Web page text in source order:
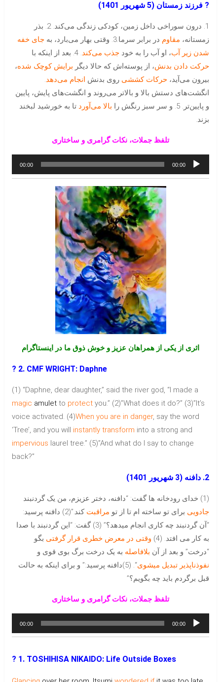
? فرزند زمستان (5 شهریور 1401)
1. درون سوراخی داخل زمین، کودکی زندگی می‌کند. 2. بذر
زمستانه، مقاوم در برابر سرما.3. وقتی بهار می‌بارد، به
جای خفه
شدن زیر آب، او آب را به خود جذب می‌کند. 4. بعد از اینکه با
حرکت دادن بدنش، از پوسته‌اش که حالا دیگر برایش کوچک شده،
بیرون می‌آید، حرکات کششی روی بدنش انجام می‌دهد.
انگشت‌های دستش بالا و بالاتر می‌روند و انگشت‌های پایش، پایین
و پایین‌تر. 5. و سر سبز رنگش را
بالا می‌آورد تا به خورشید لبخند
بزند.
تلفظ جملات، نکات گرامری و ساختاری
پخش‌کننده
صوت
00:00
00:00
اثری از یکی از همراهان عزیز و خوش ذوق ما در اینستاگرام
? 2. CMF WRIGHT: Daphne
(1) “Daphne, dear daughter,” said the river god, “I made a
magic amuletto protectyou.” (2)”What does it do?” (3)”It’s
voice activated. (4)When you are in danger, say the word
‘Tree’, and you will instantly transform into a strong and
impervious laurel tree.” (5)”And what do I say to change
back?”
2. دافنه (3 شهریور 1401)
(1) خدای رودخانه ها گفت: “دافنه، دختر عزیزم، من یک گردنبند
جادویی برای تو ساخته ام تا از تو مراقبت
کند.”(2) دافنه پرسید:
“آن گردنبند چه کاری انجام میدهد؟” (3) گفت: “این گردنبند با صدا
به کار می افتد. (4)
وقتی در معرض خطری قرار گرفتی بگو
“درخت” و بعد از آن بلافاصله به یک درخت برگ بوی قوی و
نفوذناپذیر تبدیل میشوی
“. (5)دافنه پرسید:” و برای اینکه به حالت
قبل برگردم باید چه بگویم؟”
تلفظ جملات، نکات گرامری و ساختاری
پخش‌کننده
صوت
00:00
00:00
? 1. TOSHIHISA NIKAIDO: Life Outside Boxes